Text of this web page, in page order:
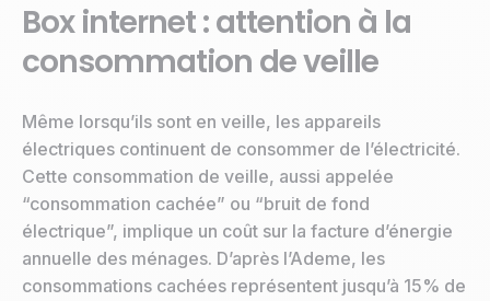
Box internet : attention à la
consommation de veille
Même lorsqu’ils sont en veille, les appareils
électriques continuent de consommer de l’électricité.
Cette consommation de veille, aussi appelée
“consommation cachée” ou “bruit de fond
électrique”, implique un coût sur la facture d’énergie
annuelle des ménages. D’après l’Ademe, les
consommations cachées représentent jusqu’à 15% de